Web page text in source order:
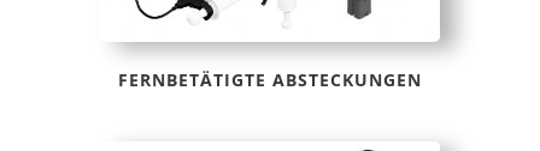
FERNBETÄTIGTE ABSTECKUNGEN